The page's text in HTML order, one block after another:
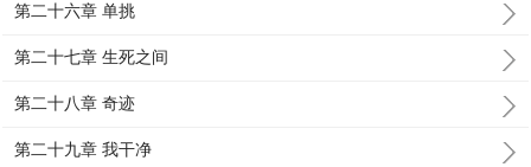
第二十六章 单挑
第二十七章 生死之间
第二十八章 奇迹
第二十九章 我干净